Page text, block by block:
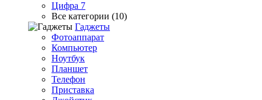
Цифра 7
Все категории (10)
Гаджеты
Фотоаппарат
Компьютер
Ноутбук
Планшет
Телефон
Приставка